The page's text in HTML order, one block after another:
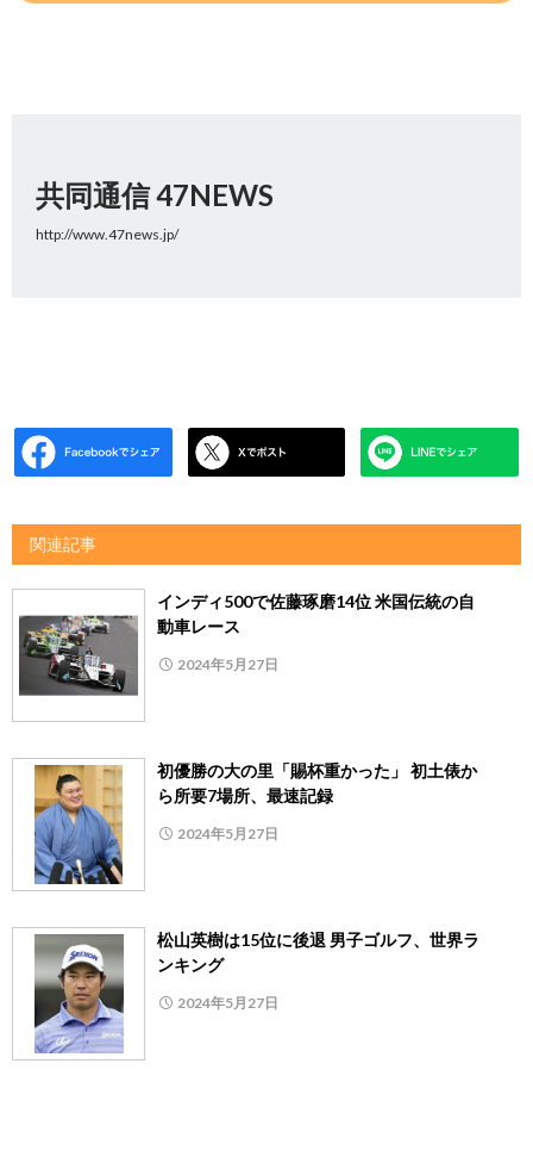
共同通信 47NEWS
http://www.47news.jp/
関連記事
インディ500で佐藤琢磨14位 米国伝統の自
動車レース
2024年5月27日
初優勝の大の里「賜杯重かった」 初土俵か
ら所要7場所、最速記録
2024年5月27日
松山英樹は15位に後退 男子ゴルフ、世界ラ
ンキング
2024年5月27日